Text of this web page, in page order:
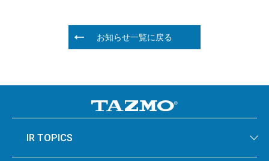
お知らせ一覧に戻る
IR TOPICS